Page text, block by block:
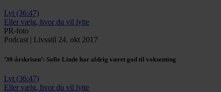
Lyt (36:47)
Eller vælg, hvor du vil lytte
PR-foto
Podcast | Livsstil 24. okt 2017
’30-årskrisen’: Sofie Linde har aldrig været god til voksenting
Lyt (36:47)
Eller vælg, hvor du vil lytte